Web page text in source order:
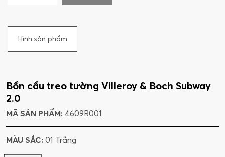
Hình sản phẩm
Bồn cầu treo tường Villeroy & Boch Subway
2.0
MÃ SẢN PHẨM: 4609R001
MÀU SẮC: 01 Trắng